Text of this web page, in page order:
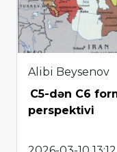
Alibi Beysenov
C5-dən C6
perspektivi